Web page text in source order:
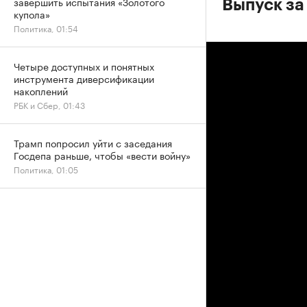
Выпуск
купола»
Политика, 01:54
Четыре доступных и понятных
инструмента диверсификации
накоплений
РБК и Сбер, 01:43
Трамп попросил уйти с заседания
Госдепа раньше, чтобы «вести войну»
Политика, 01:05